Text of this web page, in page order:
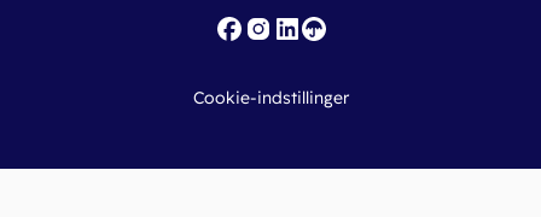
Cookie-indstillinger